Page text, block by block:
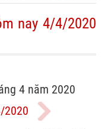
nay 4/4/2020
4 năm 2020
2020